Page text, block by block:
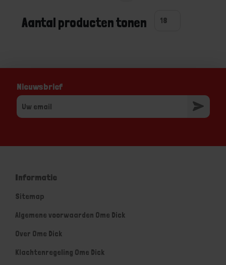
Aantal producten tonen
Nieuwsbrief
Informatie
Sitemap
Algemene voorwaarden Ome Dick
Over Ome Dick
Klachtenregeling Ome Dick